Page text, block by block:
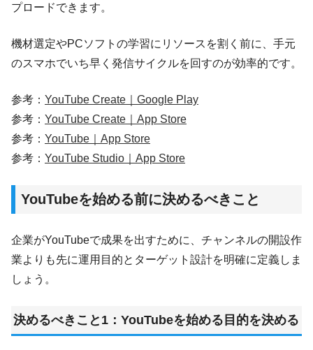
プロードできます。
機材選定やPCソフトの学習にリソースを割く前に、手元
のスマホでいち早く発信サイクルを回すのが効率的です。
参考： YouTube Create｜Google Play
参考： ‎YouTube Create｜App Store
参考： ‎YouTube｜App Store
参考： ‎YouTube Studio｜App Store
YouTubeを始める前に決めるべきこと
企業がYouTubeで成果を出すために、チャンネルの開設作
業よりも先に運用目的とターゲット設計を明確に定義しま
しょう。
決めるべきこと1：YouTubeを始める目的を決める